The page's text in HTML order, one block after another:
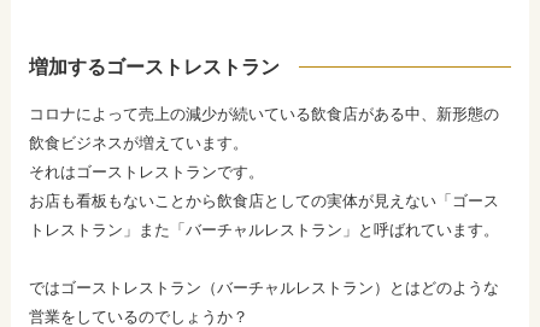
増加するゴーストレストラン
コロナによって売上の減少が続いている飲食店がある中、新形態の
飲食ビジネスが増えています。
それはゴーストレストランです。
お店も看板もないことから飲食店としての実体が見えない「ゴース
トレストラン」また「バーチャルレストラン」と呼ばれています。
ではゴーストレストラン（バーチャルレストラン）とはどのような
営業をしているのでしょうか？